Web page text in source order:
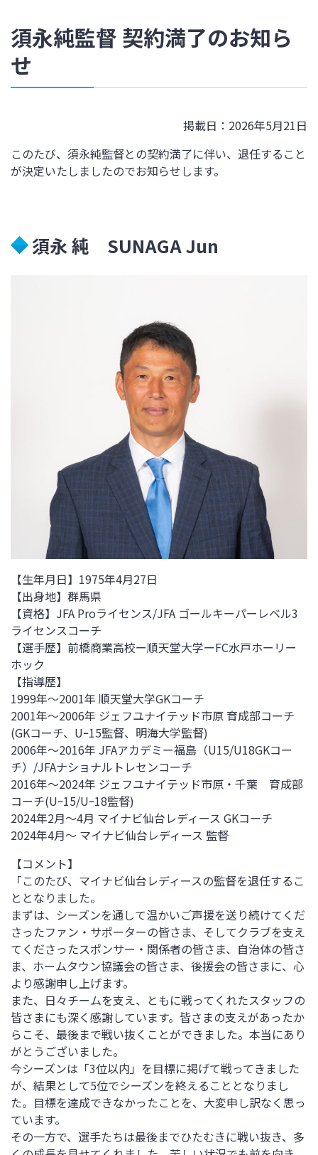
須永純監督 契約満了のお知ら
せ
掲載日：2026年5月21日
このたび、須永純監督との契約満了に伴い、退任すること
が決定いたしましたのでお知らせします。
須永 純 SUNAGA Jun
【生年月日】1975年4月27日
【出身地】群馬県
【資格】 JFA Proライセンス/JFA ゴールキーパーレベル3
ライセンスコーチ
【選手歴】 前橋商業高校ー順天堂大学ーFC水戸ホーリー
ホック
【指導歴】
1999年～2001年 順天堂大学GKコーチ
2001年～2006年 ジェフユナイテッド市原 育成部コーチ
(GKコーチ、 Uｰ15監督、明海大学監督)
2006年～2016年 JFAアカデミー福島（U15/U18GKコー
チ） /JFAナショナルトレセンコーチ
2016年～2024年 ジェフユナイテッド市原・千葉 育成部
コーチ(Uｰ15/Uｰ18監督)
2024年2月～4月 マイナビ仙台レディース GKコーチ
2024年4月～ マイナビ仙台レディース 監督
【コメント】
「このたび、マイナビ仙台レディースの監督を退任するこ
ととなりました。
まずは、シーズンを通して温かいご声援を送り続けてくだ
さったファン・サポーターの皆さま、そしてクラブを支え
てくださったスポンサー・関係者の皆さま、自治体の皆さ
ま、ホームタウン協議会の皆さま、後援会の皆さまに、心
より感謝申し上げます。
また、日々チームを支え、ともに戦ってくれたスタッフの
皆さまにも深く感謝しています。皆さまの支えがあったか
らこそ、最後まで戦い抜くことができました。本当にあり
がとうございました。
今シーズンは「3位以内」を目標に掲げて戦ってきました
が、結果として5位でシーズンを終えることとなりまし
た。目標を達成できなかったことを、大変申し訳なく思っ
ています。
その一方で、選手たちは最後までひたむきに戦い抜き、多